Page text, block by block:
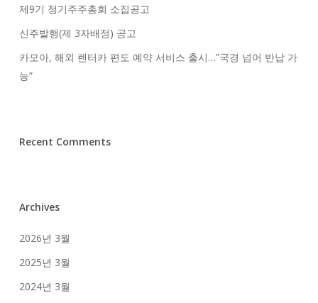
제9기 정기주주총회 소집공고
신주발행(제 3자배정) 공고
카모아, 해외 렌터카 편도 예약 서비스 출시…”국경 넘어 반납 가
능”
Recent Comments
Archives
2026년 3월
2025년 3월
2024년 3월